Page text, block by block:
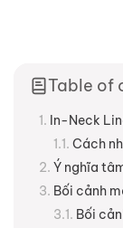
Table of
In-Neck
Cách
Ý nghĩa
Bối cảnh
Bối